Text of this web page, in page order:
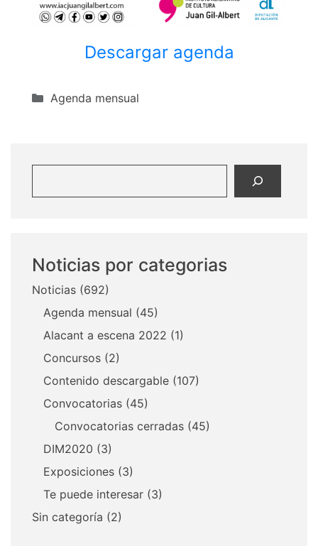
Descargar agenda
Categorías
Agenda mensual
Noticias por categorias
Noticias (692)
Agenda mensual (45)
Alacant a escena 2022 (1)
Concursos (2)
Contenido descargable (107)
Convocatorias (45)
Convocatorias cerradas (45)
DIM2020 (3)
Exposiciones (3)
Te puede interesar (3)
Sin categoría (2)